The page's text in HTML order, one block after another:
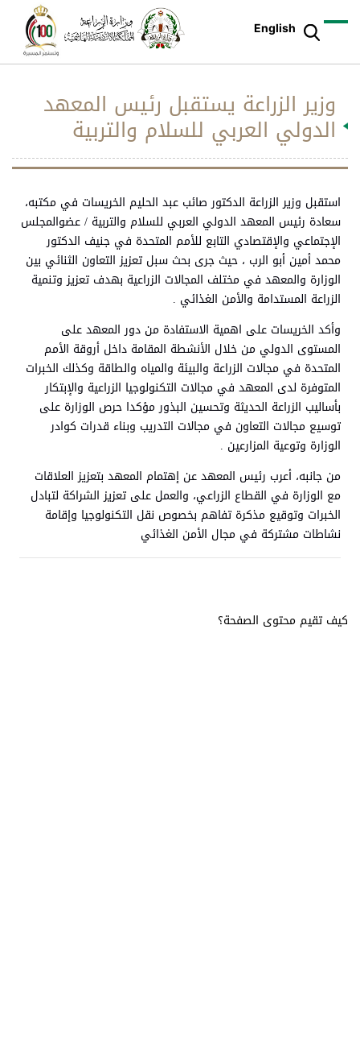
English
وزير الزراعة يستقبل رئيس المعهد
الدولي العربي للسلام والتربية
استقبل وزير الزراعة الدكتور صائب عبد الحليم الخريسات في مكتبه،
سعادة رئيس المعهد الدولي العربي للسلام والتربية / عضوالمجلس
الإجتماعي والإقتصادي التابع للأمم المتحدة في جنيف الدكتور
محمد أمين أبو الرب ، حيث جرى بحث سبل تعزيز التعاون الثنائي بين
الوزارة والمعهد في مختلف المجالات الزراعية بهدف تعزيز وتنمية
الزراعة المستدامة والأمن الغذائي .
وأكد الخريسات على اهمية الاستفادة من دور المعهد على
المستوى الدولي من خلال الأنشطة المقامة داخل أروقة الأمم
المتحدة في مجالات الزراعة والبيئة والمياه والطاقة وكذلك الخبرات
المتوفرة لدى المعهد في مجالات التكنولوجيا الزراعية والإبتكار
بأساليب الزراعة الحديثة وتحسين البذور مؤكدا حرص الوزارة على
توسيع مجالات التعاون في مجالات التدريب وبناء قدرات كوادر
الوزارة وتوعية المزارعين .
من جانبه، أعرب رئيس المعهد عن إهتمام المعهد بتعزيز العلاقات
مع الوزارة في القطاع الزراعي، والعمل على تعزيز الشراكة لتبادل
الخبرات وتوقيع مذكرة تفاهم بخصوص نقل التكنولوجيا وإقامة
نشاطات مشتركة في مجال الأمن الغذائي
كيف تقيم محتوى الصفحة؟